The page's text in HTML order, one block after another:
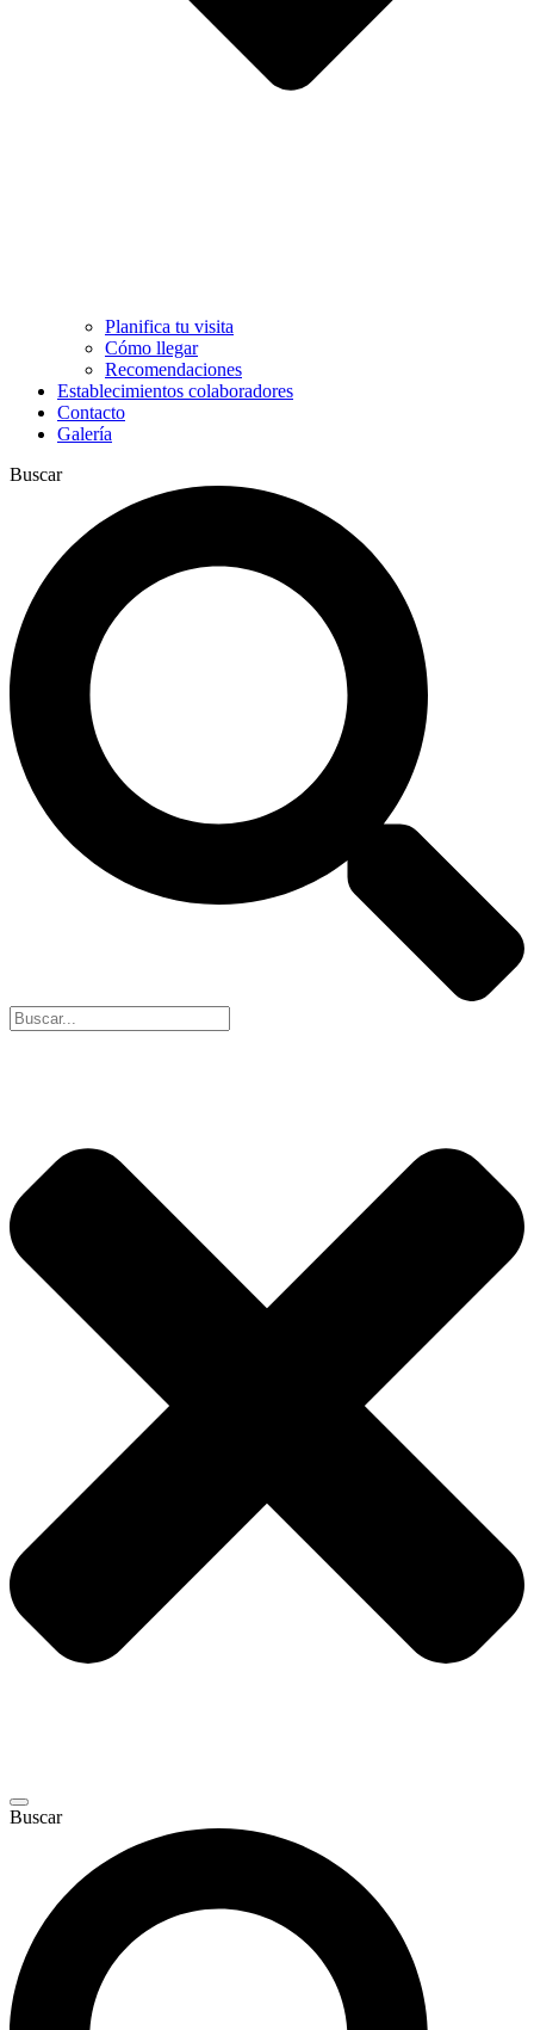
Planifica tu visita
Cómo llegar
Recomendaciones
Establecimientos colaboradores
Contacto
Galería
Buscar
Buscar